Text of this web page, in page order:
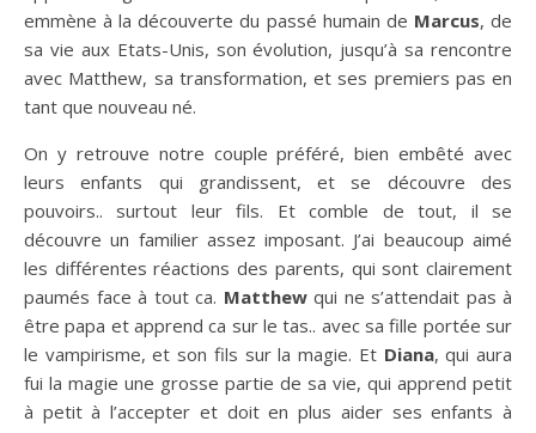
emmène à la découverte du passé humain de Marcus, de
sa vie aux Etats-Unis, son évolution, jusqu’à sa rencontre
avec Matthew, sa transformation, et ses premiers pas en
tant que nouveau né.
On y retrouve notre couple préféré, bien embêté avec
leurs enfants qui grandissent, et se découvre des
pouvoirs.. surtout leur fils. Et comble de tout, il se
découvre un familier assez imposant. J’ai beaucoup aimé
les différentes réactions des parents, qui sont clairement
paumés face à tout ca. Matthewqui ne s’attendait pas à
être papa et apprend ca sur le tas.. avec sa fille portée sur
le vampirisme, et son fils sur la magie. Et Diana, qui aura
fui la magie une grosse partie de sa vie, qui apprend petit
à petit à l’accepter et doit en plus aider ses enfants à